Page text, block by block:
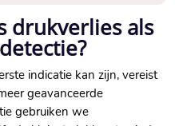
drukverlies als
indicatie kan zijn, vereist
geavanceerde
gebruiken we